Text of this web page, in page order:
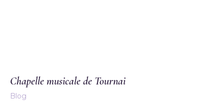
Chapelle musicale de Tournai
Blog